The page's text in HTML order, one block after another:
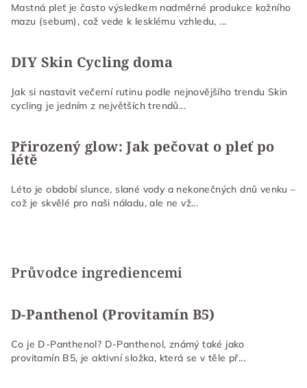
Mastná pleť je často výsledkem nadměrné produkce kožního
mazu (sebum), což vede k lesklému vzhledu, ...
DIY Skin Cycling doma
Jak si nastavit večerní rutinu podle nejnovějšího trendu Skin
cycling je jedním z největších trendů...
Přirozený glow: Jak pečovat o pleť po
létě
Léto je období slunce, slané vody a nekonečných dnů venku –
což je skvělé pro naši náladu, ale ne vž...
Průvodce ingrediencemi
D-Panthenol (Provitamín B5)
Co je D-Panthenol? D-Panthenol, známý také jako
provitamín B5, je aktivní složka, která se v těle př...